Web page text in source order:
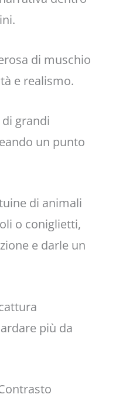
di muschio
e realismo.
grandi
un punto
di animali
o coniglietti,
e darle un
più da